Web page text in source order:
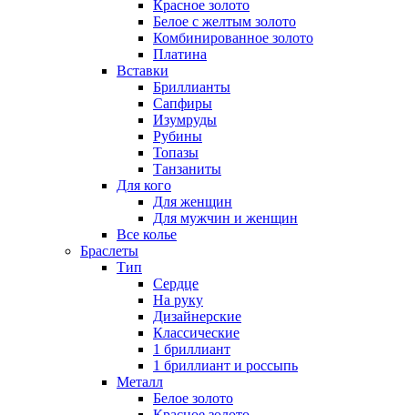
Красное золото
Белое с желтым золото
Комбинированное золото
Платина
Вставки
Бриллианты
Сапфиры
Изумруды
Рубины
Топазы
Танзаниты
Для кого
Для женщин
Для мужчин и женщин
Все колье
Браслеты
Тип
Сердце
На руку
Дизайнерские
Классические
1 бриллиант
1 бриллиант и россыпь
Металл
Белое золото